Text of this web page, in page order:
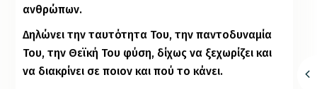
ανθρώπων.
Δηλώνει την ταυτότητα Του, την παντοδυναμία
Του, την Θεϊκή Του φύση, δίχως να ξεχωρίζει και
να διακρίνει σε ποιον και πού το κάνει.